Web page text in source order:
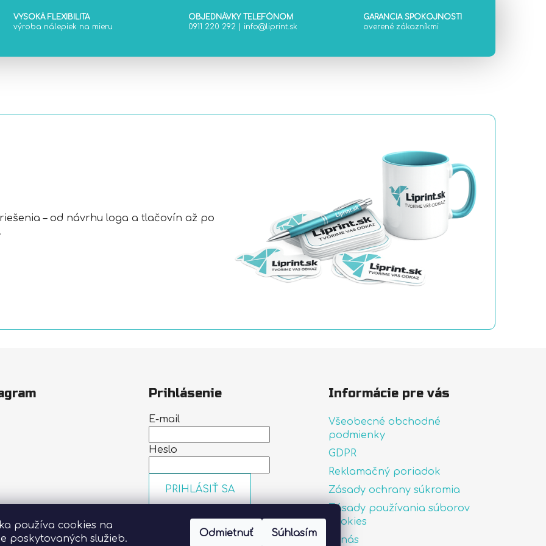
používa cookies na
poskytovaných služieb.
Odmietnuť Súhlasím
v
k
v
s
VYSOKÁ FLEXIBILITA
výroba nálepiek na mieru
OBJEDNÁVKY TELEFÓNOM
0911 220 292 | info@liprint.sk
GARANCIA SPOKOJNOSTI
overené zákazníkmi
– od návrhu loga a tlačovín až po
na Instagrame
Prihlásenie
E-mail
Heslo
PRIHLÁSIŤ SA
Informácie pre vás
Všeobecné obchodné
podmienky
GDPR
Reklamačný poriadok
Zásady ochrany súkromia
Zásady používania súborov
cookies
O nás